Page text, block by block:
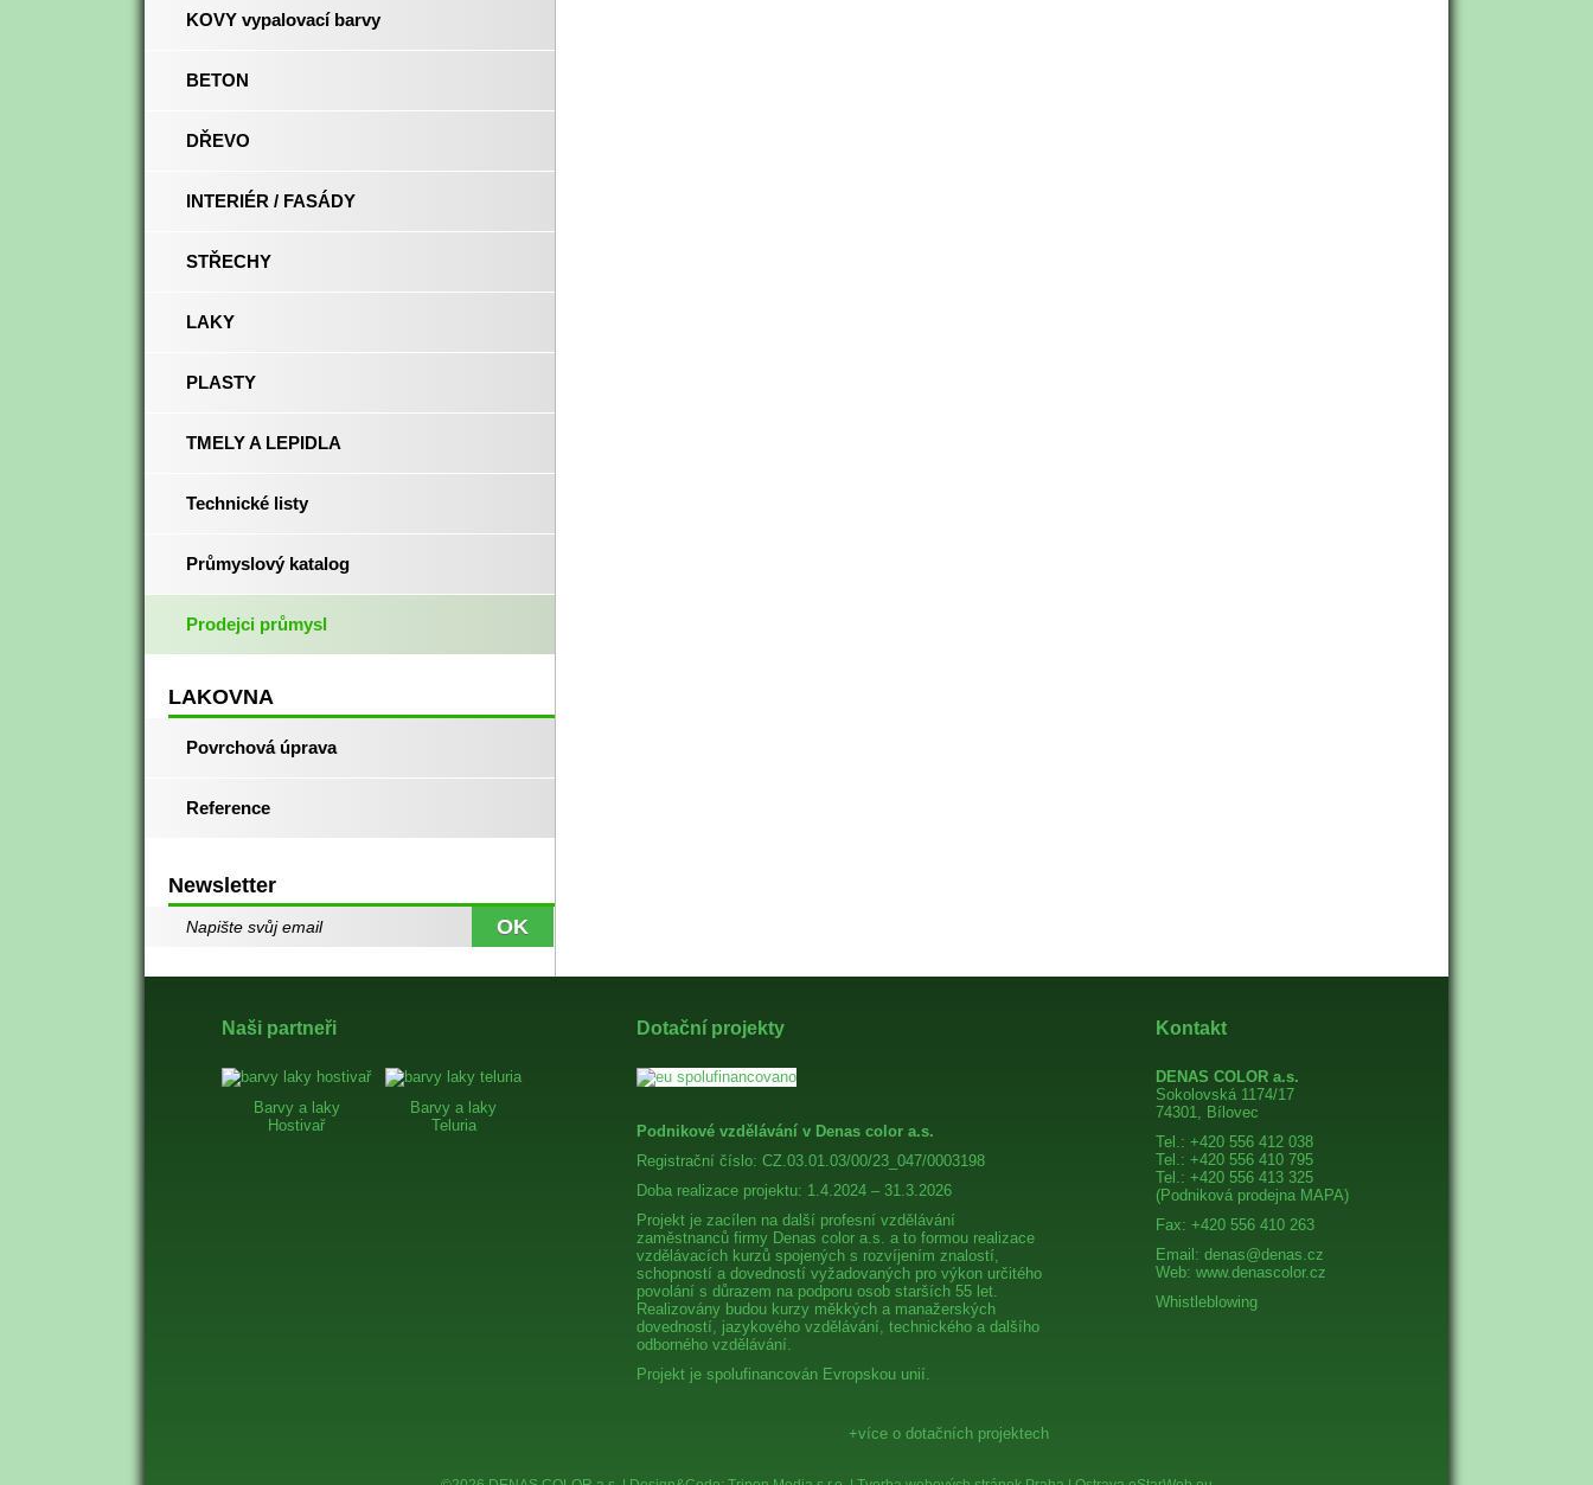
KOVY vypalovací barvy
BETON
DŘEVO
INTERIÉR / FASÁDY
STŘECHY
LAKY
PLASTY
TMELY A LEPIDLA
Technické listy
Průmyslový katalog
Prodejci průmysl
LAKOVNA
Povrchová úprava
Reference
Newsletter
Naši partneři
Barvy a laky
Hostivař
Barvy a laky
Teluria
Dotační projekty
Podnikové vzdělávání v Denas color a.s.
Registrační číslo: CZ.03.01.03/00/23_047/0003198
Doba realizace projektu: 1.4.2024 – 31.3.2026
Projekt je zacílen na další profesní vzdělávání
zaměstnanců firmy Denas color a.s. a to formou realizace
vzdělávacích kurzů spojených s rozvíjením znalostí,
schopností a dovedností vyžadovaných pro výkon určitého
povolání s důrazem na podporu osob starších 55 let.
Realizovány budou kurzy měkkých a manažerských
dovedností, jazykového vzdělávání, technického a dalšího
odborného vzdělávání.
Projekt je spolufinancován Evropskou unií.
+více o dotačních projektech
Kontakt
DENAS COLOR a.s.
Sokolovská 1174/17
74301, Bílovec
Tel.: +420 556 412 038
Tel.: +420 556 410 795
Tel.: +420 556 413 325
(Podniková prodejna MAPA)
Fax: +420 556 410 263
Email: denas@denas.cz
Web: www.denascolor.cz
Whistleblowing